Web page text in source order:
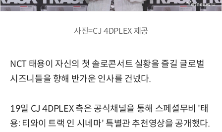
사진=CJ 4DPLEX 제공
NCT 태용이 자신의 첫 솔로콘서트 실황을 즐길 글로벌
시즈니들을 향해 반가운 인사를 건넸다.
19일 CJ 4DPLEX 측은 공식채널을 통해 스페셜무비 '태
용: 티와이 트랙 인 시네마' 특별관 추천영상을 공개했다.